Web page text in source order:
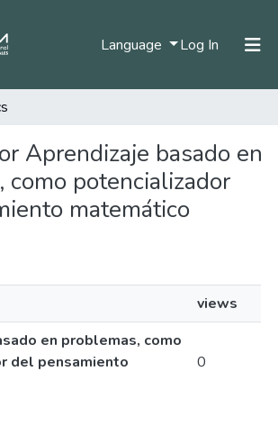
Language Log In (current)
Communities & Collections
All of DSpace
Aprendizaje basado en
como potencializador
matemático
views
en problemas, como
del pensamiento
0